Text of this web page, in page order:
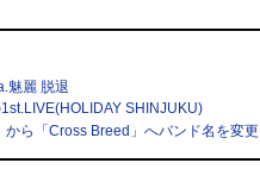
魅麗 脱退
SHINJUKU)
から「Cross Breed」へバンド名を変更